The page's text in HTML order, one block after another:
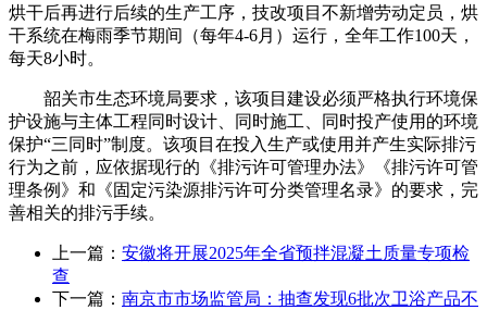
烘干后再进行后续的生产工序，技改项目不新增劳动定员，烘
干系统在梅雨季节期间（每年4-6月）运行，全年工作100天，
每天8小时。
韶关市生态环境局要求，该项目建设必须严格执行环境保
护设施与主体工程同时设计、同时施工、同时投产使用的环境
保护“三同时”制度。该项目在投入生产或使用并产生实际排污
行为之前，应依据现行的《排污许可管理办法》《排污许可管
理条例》和《固定污染源排污许可分类管理名录》的要求，完
善相关的排污手续。
上一篇： 安徽将开展2025年全省预拌混凝土质量专项检
查
下一篇： 南京市市场监管局：抽查发现6批次卫浴产品不